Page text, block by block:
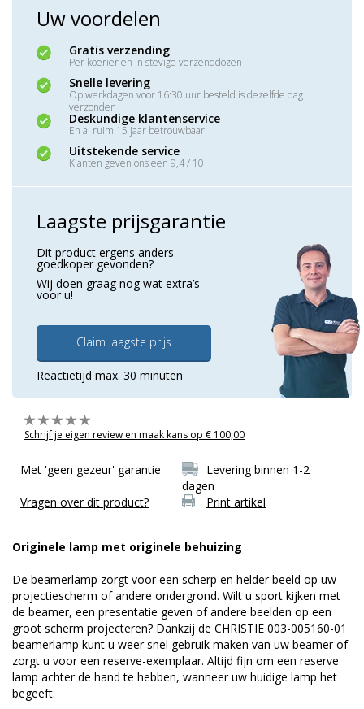
Uw voordelen
Gratis verzending
Per koerier en in stevige verzenddozen
Snelle levering
Op werkdagen voor 16:30 uur besteld is dezelfde dag
verzonden
Deskundige klantenservice
En al ruim 15 jaar betrouwbaar
Uitstekende service
Klanten geven ons een 9,4 / 10
Laagste prijsgarantie
Dit product ergens anders
goedkoper gevonden?
Wij doen graag nog wat extra’s
voor u!
Claim laagste prijs
Reactietijd max. 30 minuten
Schrijf je eigen review en maak kans op € 100,00
Met 'geen gezeur' garantie
Levering binnen 1-2
dagen
Vragen over dit product?
Print artikel
Originele lamp met originele behuizing
De beamerlamp zorgt voor een scherp en helder beeld op uw
projectiescherm of andere ondergrond. Wilt u sport kijken met
de beamer, een presentatie geven of andere beelden op een
groot scherm projecteren? Dankzij de CHRISTIE 003-005160-01
beamerlamp kunt u weer snel gebruik maken van uw beamer of
zorgt u voor een reserve-exemplaar. Altijd fijn om een reserve
lamp achter de hand te hebben, wanneer uw huidige lamp het
begeeft.